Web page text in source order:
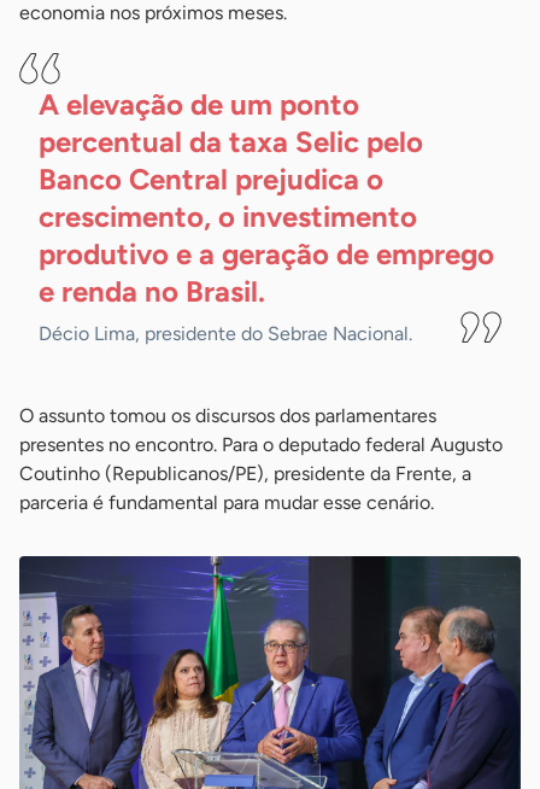
economia nos próximos meses.
A elevação de um ponto
percentual da taxa Selic pelo
Banco Central prejudica o
crescimento, o investimento
produtivo e a geração de emprego
e renda no Brasil.
Décio Lima, presidente do Sebrae Nacional.
O assunto tomou os discursos dos parlamentares
presentes no encontro. Para o deputado federal Augusto
Coutinho (Republicanos/PE), presidente da Frente, a
parceria é fundamental para mudar esse cenário.